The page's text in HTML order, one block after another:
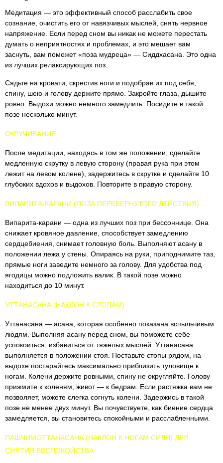
Медитация — это эффективный способ расслабить свое
сознание, очистить его от навязчивых мыслей, снять нервное
напряжение. Если перед сном вы никак не можете перестать
думать о неприятностях и проблемах, и это мешает вам
заснуть, вам поможет «поза мудреца» — Сиддхасана. Это одна
из лучших релаксирующих поз.
Сядьте на кровати, скрестив ноги и подобрав их под себя,
спину, шею и голову держите прямо. Закройте глаза, дышите
ровно. Выдохи можно немного замедлить. Посидите в такой
позе несколько минут.
СКРУЧИВАНИЕ
После медитации, находясь в том же положении, сделайте
медленную скрутку в левую сторону (правая рука при этом
лежит на левом колене), задержитесь в скрутке и сделайте 10
глубоких вдохов и выдохов. Повторите в правую сторону.
ВИПАРИТА-КАРАНИ (ПОЗА ПЕРЕВЕРНУТОГО ДЕЙСТВИЯ)
Випарита-карани — одна из лучших поз при бессоннице. Она
снижает кровяное давление, способствует замедлению
сердцебиения, снимает головную боль. Выполняют асану в
положении лежа у стены. Опираясь на руки, приподнимите таз,
прямые ноги заведите немного за голову. Для удобства под
ягодицы можно подложить валик. В такой позе можно
находиться до 10 минут.
УТТАНАСАНА (НАКЛОН К СТОПАМ)
Уттанасана — асана, которая особенно показана вспыльчивым
людям. Выполняя асану перед сном, вы поможете себе
успокоиться, избавиться от тяжелых мыслей. Уттанасана
выполняется в положении стоя. Поставьте стопы рядом, на
выдохе постарайтесь максимально приблизить туловище к
ногам. Колени держите ровными, спину не округляйте. Голову
прижмите к коленям, живот — к бедрам. Если растяжка вам не
позволяет, можете слегка согнуть колени. Задержись в такой
позе не менее двух минут. Вы почувствуете, как биение сердца
замедляется, вы становитесь спокойными и расслабленными.
ПАШЧИМОТТАНАСАНА (НАКЛОН К НОГАМ СИДЯ) ДЛЯ
СНЯТИЯ БЕСПОКОЙСТВА